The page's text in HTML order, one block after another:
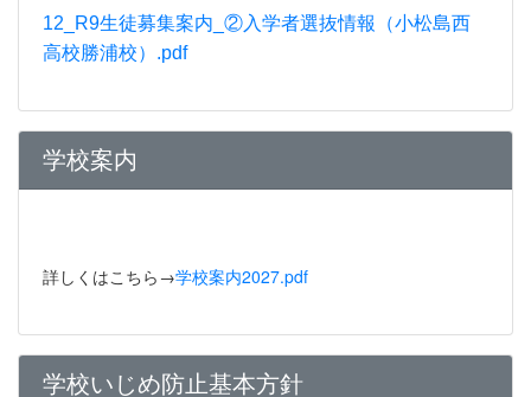
12_R9生徒募集案内_②入学者選抜情報（小松島西
高校勝浦校）.pdf
学校案内
詳しくはこちら→学校案内2027.pdf
学校いじめ防止基本方針